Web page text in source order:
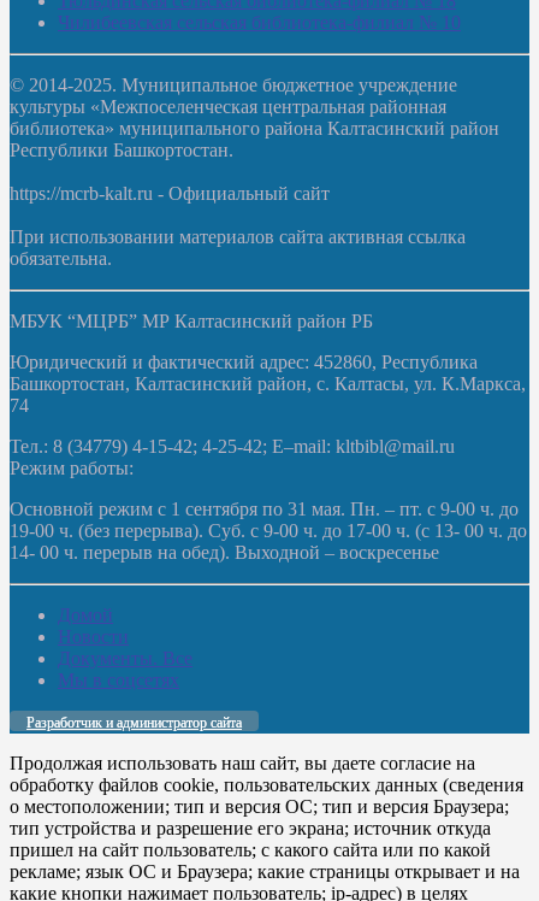
Чилибеевская сельская библиотека-филиал № 10
© 2014-2025. Муниципальное бюджетное учреждение
культуры «Межпоселенческая центральная районная
библиотека» муниципального района Калтасинский район
Республики Башкортостан.
https://mcrb-kalt.ru - Официальный сайт
При использовании материалов сайта активная ссылка
обязательна.
МБУК “МЦРБ” МР Калтасинский район РБ
Юридический и фактический адрес: 452860, Республика
Башкортостан, Калтасинский район, с. Калтасы, ул. К.Маркса,
74
Тел.: 8 (34779) 4-15-42; 4-25-42; E–mail: kltbibl@mail.ru
Режим работы:
Основной режим с 1 сентября по 31 мая. Пн. – пт. с 9-00 ч. до
19-00 ч. (без перерыва). Суб. с 9-00 ч. до 17-00 ч. (с 13- 00 ч. до
14- 00 ч. перерыв на обед). Выходной – воскресенье
Домой
Новости
Документы. Все
Мы в соцсетях
Разработчик и администратор сайта
Продолжая использовать наш сайт, вы даете согласие на
обработку файлов cookie, пользовательских данных (сведения
о местоположении; тип и версия ОС; тип и версия Браузера;
тип устройства и разрешение его экрана; источник откуда
пришел на сайт пользователь; с какого сайта или по какой
рекламе; язык ОС и Браузера; какие страницы открывает и на
какие кнопки нажимает пользователь; ip-адрес) в целях